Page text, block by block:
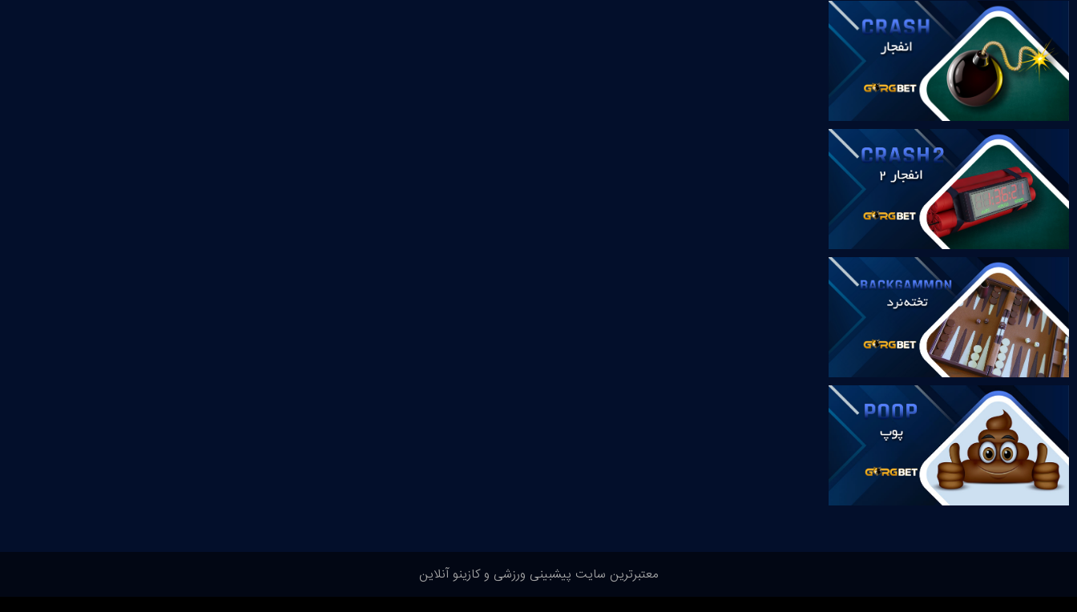
معتبرترین سایت پیشبینی ورزشی و کازینو آنلاین